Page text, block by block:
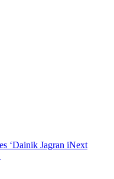
‘Dainik Jagran iNext